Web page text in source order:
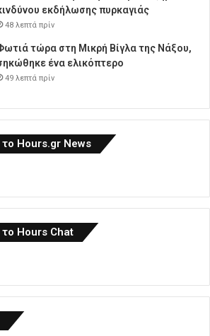
εκδήλωσης πυρκαγιάς
48 λεπτά πρίν
τώρα στη Μικρή Βίγλα της Νάξου,
ένα ελικόπτερο
49 λεπτά πρίν
Hours.gr News
Hours Chat